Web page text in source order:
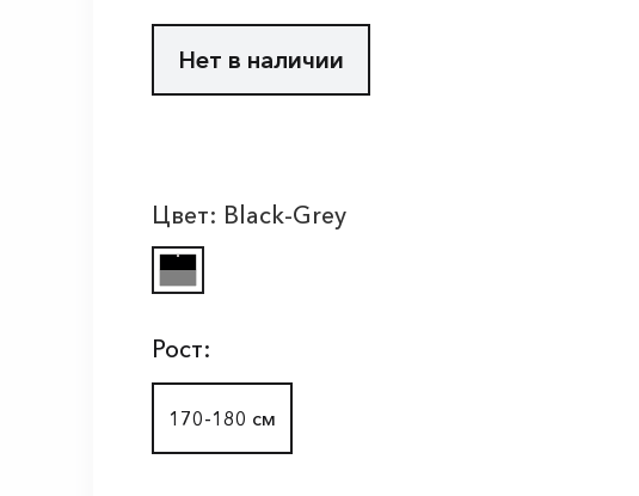
Нет в наличии
Цвет: Black-Grey
Рост:
170-180 см